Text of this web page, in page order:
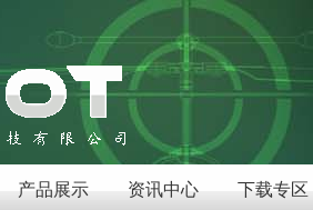
产品展示 资讯中心 下载专区